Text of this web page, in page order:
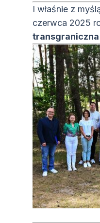
I właśnie z
czerwca 2025